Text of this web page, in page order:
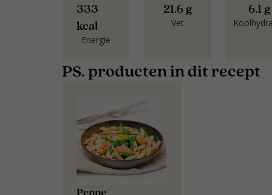
333
kcal
Energie
21.6 g
Vet
6.1 g
PS. producten in dit recept
Penne